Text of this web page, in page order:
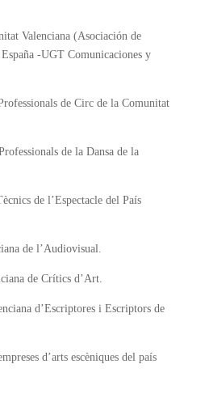
Valenciana (Asociación de
-UGT Comunicaciones y
de Circ de la Comunitat
de la Dansa de la
de l’Espectacle del País
de l’Audiovisual.
de Crítics d’Art.
d’Escriptores i Escriptors de
d’arts escèniques del país